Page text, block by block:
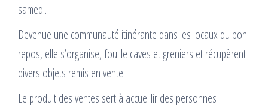
samedi.
Devenue une communauté itinérante dans les locaux du bon
repos, elle s’organise, fouille caves et greniers et récupèrent
divers objets remis en vente.
Le produit des ventes sert à accueillir des personnes